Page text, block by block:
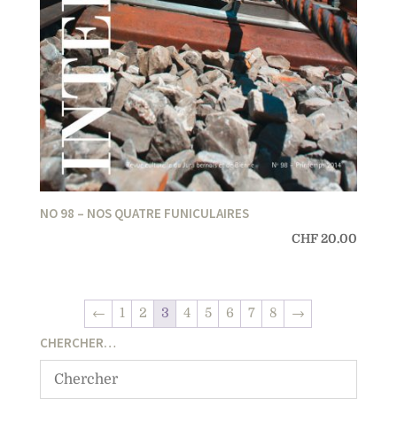
NO 98 – NOS QUATRE FUNICULAIRES
CHF20.00
← 1 2 3 4 5 6 7 8 →
CHERCHER…